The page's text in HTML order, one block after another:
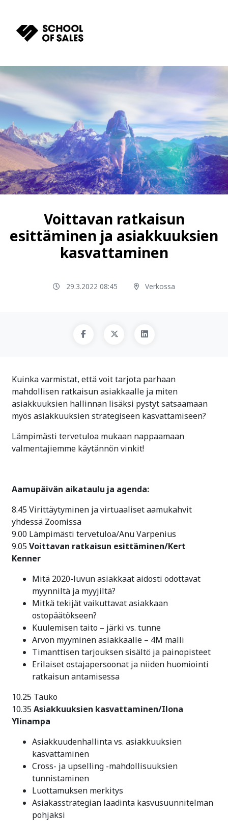
Voittavan ratkaisun
esittäminen ja asiakkuuksien
kasvattaminen
29.3.2022 08:45 Verkossa
Kuinka varmistat, että voit tarjota parhaan
mahdollisen ratkaisun asiakkaalle ja miten
asiakkuuksien hallinnan lisäksi pystyt satsaamaan
myös asiakkuuksien strategiseen kasvattamiseen?
Lämpimästi tervetuloa mukaan nappaamaan
valmentajiemme käytännön vinkit!
Aamupäivän aikataulu ja agenda:
8.45 Virittäytyminen ja virtuaaliset aamukahvit
yhdessä Zoomissa
9.00 Lämpimästi tervetuloa/Anu Varpenius
9.05 Voittavan ratkaisun esittäminen/Kert
Kenner
Mitä 2020-luvun asiakkaat aidosti odottavat
myynniltä ja myyjiltä?
Mitkä tekijät vaikuttavat asiakkaan
ostopäätökseen?
Kuulemisen taito – järki vs. tunne
Arvon myyminen asiakkaalle – 4M malli
Timanttisen tarjouksen sisältö ja painopisteet
Erilaiset ostajapersoonat ja niiden huomiointi
ratkaisun antamisessa
10.25 Tauko
10.35 Asiakkuuksien kasvattaminen/Ilona
Ylinampa
Asiakkuudenhallinta vs. asiakkuuksien
kasvattaminen
Cross- ja upselling -mahdollisuuksien
tunnistaminen
Luottamuksen merkitys
Asiakasstrategian laadinta kasvusuunnitelman
pohjaksi